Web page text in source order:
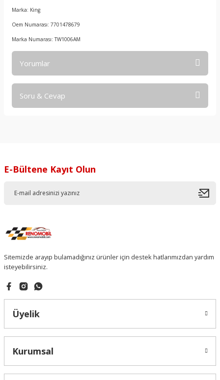
Marka: King
Oem Numarası: 7701478679
Marka Numarası: TW1006AM
Yorumlar
Soru & Cevap
E-Bültene Kayıt Olun
Sitemizde arayıp bulamadığınız ürünler için destek hatlarımızdan yardım
isteyebilirsiniz.
Üyelik
Kurumsal